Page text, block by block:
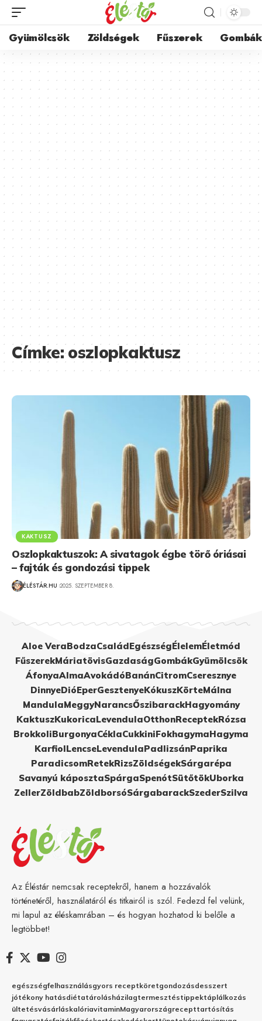
Gyümölcsök Zöldségek Fűszerek Gombák
Címke:oszlopkaktusz
KAKTUSZ
Oszlopkaktuszok: A sivatagok égbe törő óriásai
– fajták és gondozási tippek
ÉLÉSTÁR.HU 2025. SZEPTEMBER 8.
Aloe VeraBodzaCsaládEgészségÉlelemÉletmód
FűszerekMáriatövisGazdaságGombákGyümölcsök
ÁfonyaAlmaAvokádóBanánCitromCseresznye
DinnyeDióEperGesztenyeKókuszKörteMálna
MandulaMeggyNarancsŐszibarackHagyomány
KaktuszKukoricaLevendulaOtthonReceptekRózsa
BrokkoliBurgonyaCéklaCukkiniFokhagymaHagyma
KarfiolLencseLevendulaPadlizsánPaprika
ParadicsomRetekRizsZöldségekSárgarépa
Savanyú káposztaSpárgaSpenótSütőtökUborka
ZellerZöldbabZöldborsóSárgabarackSzederSzilva
Az Éléstár nemcsak receptekről, hanem a hozzávalók
történetéről, használatáról és titkairól is szól. Fedezd fel velünk,
mi lapul az éléskamrában – és hogyan hozhatod ki belőle a
legtöbbet!
egészségfelhasználásgyors receptköretgondozásdesszert
jótékony hatásdiétatárolásházilagtermesztéstippektáplálkozás
ültetésvásárláskalóriavitaminMagyarországrecepttartósítás